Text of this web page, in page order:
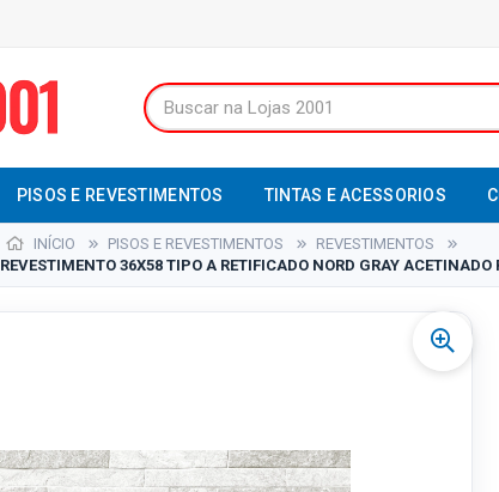
PISOS E REVESTIMENTOS TINTAS E ACESSORIOS
INÍCIO PISOS E REVESTIMENTOS
REVESTIMENTOS
REVESTIMENTO 36X58 TIPO A RETIFICADO NORD GRAY